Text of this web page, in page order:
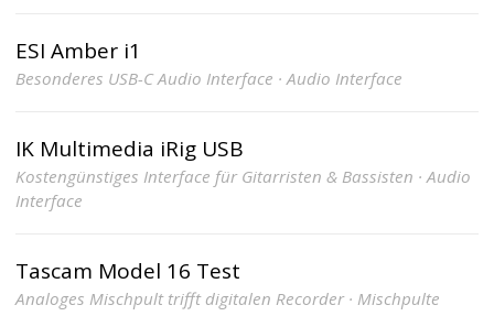
ESI Amber i1
Besonderes USB-C Audio Interface · Audio Interface
IK Multimedia iRig USB
Kostengünstiges Interface für Gitarristen & Bassisten · Audio
Interface
Tascam Model 16 Test
Analoges Mischpult trifft digitalen Recorder · Mischpulte